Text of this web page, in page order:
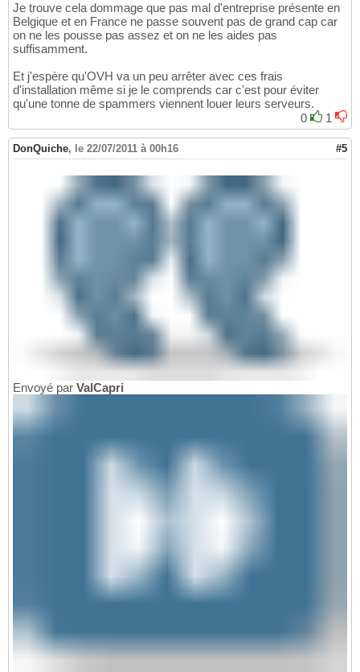
Je trouve cela dommage que pas mal d'entreprise présente en
Belgique et en France ne passe souvent pas de grand cap car
on ne les pousse pas assez et on ne les aides pas
suffisamment.
Et j'espère qu'OVH va un peu arrêter avec ces frais
d'installation même si je le comprends car c'est pour éviter
qu'une tonne de spammers viennent louer leurs serveurs.
0
1
DonQuiche, le 22/07/2011 à 00h16 #5
Envoyé par ValCapri